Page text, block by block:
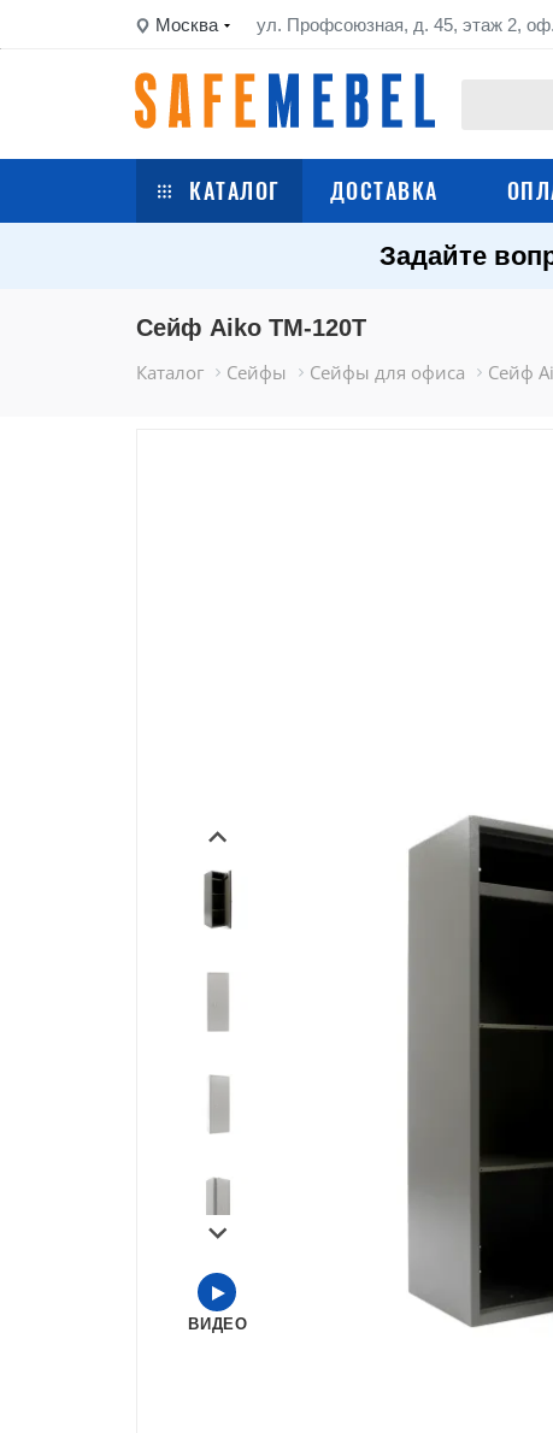
Москва ул. Профсоюзная, д. 45, этаж 2,
КАТАЛОГ
Шкафы металлические
Стеллажи металлические
Почтовые ящики
Опломбирование и опечатывание
Пластиковые ящики и емкости
Офисная мебель
ДОСТАВКА
Задайте
Сейф Aiko TM-120Т
Каталог Сейфы Сейфы для офиса Сейф
ВИДЕО